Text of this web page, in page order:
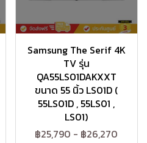
Samsung The Serif 4K
TV รุ่น
QA55LS01DAKXXT
ขนาด 55 นิ้ว LS01D (
55LS01D , 55LS01 ,
LS01)
฿25,790 - ฿26,270